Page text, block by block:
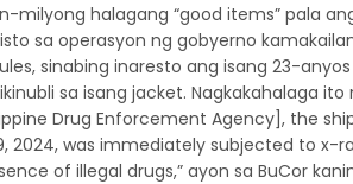
milyong halagang “good items” pala
sa operasyon ng gobyerno
sinabing inaresto ang isang 23-
sa isang jacket. Nagkakahalaga ito
Drug Enforcement Agency], the
2024, was immediately subjected to x-
of illegal drugs,” ayon sa BuCor